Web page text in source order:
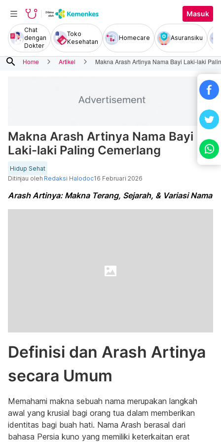
Masuk
Chat
dengan
Dokter
Toko
Kesehatan
Homecare Asuransiku
search Home Artikel Makna Arash Artinya Nama Bayi Laki-laki
Makna Arash Artinya Nama Bayi
Laki-laki Paling Cemerlang
Hidup Sehat
Ditinjau oleh Redaksi Halodoc16 Februari 2026
Arash Artinya: Makna Terang, Sejarah, & Variasi Nama
Definisi dan Arash Artinya
secara Umum
Memahami makna sebuah nama merupakan langkah
awal yang krusial bagi orang tua dalam memberikan
identitas bagi buah hati. Nama Arash berasal dari
bahasa Persia kuno yang memiliki keterkaitan erat